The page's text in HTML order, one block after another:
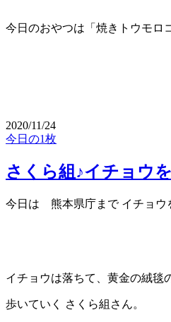
今日のおやつは「焼きトウモロ
2020/11/24
今日の1枚
さくら組♪イチョウ
今日は 熊本県庁まで イチョウ
イチョウは落ちて、黄金の絨毯
歩いていく さくら組さん。